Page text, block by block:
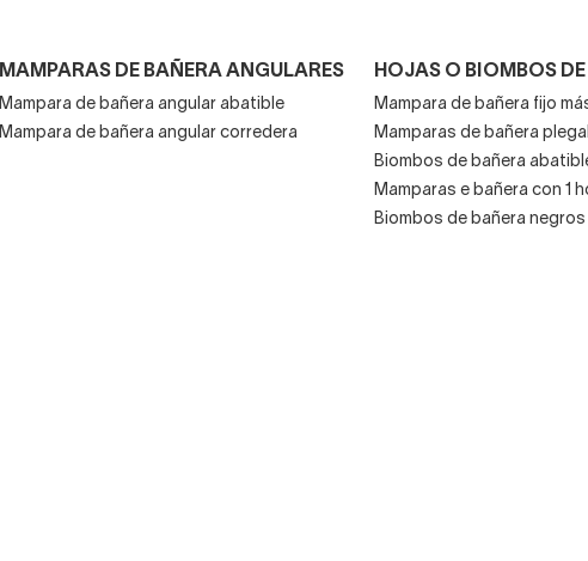
MAMPARAS DE BAÑERA ANGULARES
Mampara de bañera angular abatible
Mampara de bañera angular corredera
HOJAS O BIOMBOS
Mampara de bañera fijo
Mamparas de bañera
Biombos de bañera
Mamparas e bañera con 1
Biombos de bañera negros